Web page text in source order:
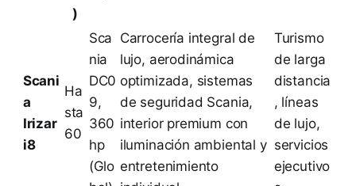
)
Scani
a
Irizar
i8
Ha
sta
60
Sca
nia
DC0
9,
360
hp
(Glo
Carrocería integral de
lujo, aerodinámica
optimizada, sistemas
de seguridad Scania,
interior premium con
iluminación ambiental y
entretenimiento
Turismo
de larga
distancia
, líneas
de lujo,
servicios
ejecutivo